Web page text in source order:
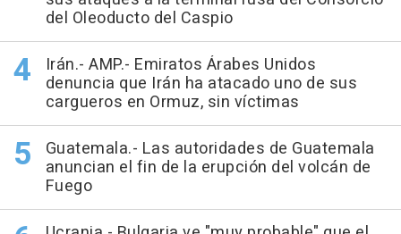
del Oleoducto del Caspio
Irán.- AMP.- Emiratos Árabes Unidos
denuncia que Irán ha atacado uno de sus
cargueros en Ormuz, sin víctimas
Guatemala.- Las autoridades de Guatemala
anuncian el fin de la erupción del volcán de
Fuego